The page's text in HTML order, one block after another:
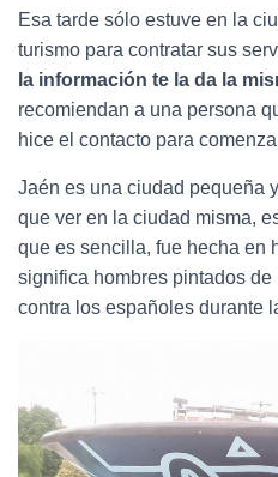
Esa tarde sólo estuve en la
turismo para contratar sus
la información te la da la
recomiendan a una persona
hice el contacto para
Jaén es una ciudad pequeña
que ver en la ciudad misma,
que es sencilla, fue hecha en
significa hombres pintados
contra los españoles durante